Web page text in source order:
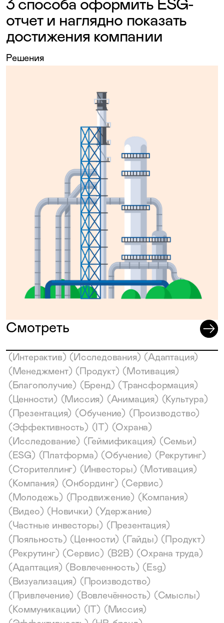
3 способа оформить ESG-
отчет и наглядно показать
достижения компании
Решения
Смотреть
( Интерактив ) ( Исследования ) ( Адаптация)
( Менеджмент) ( Продукт) ( Мотивация )
( Благополучие ) ( Бренд ) (Трансформация )
( Ценности ) ( Миссия ) ( Анимация ) ( Культура )
( Презентация) ( Обучение ) ( Производство)
( Эффективность ) ( IT ) (Охрана )
( Исследование ) ( Геймификация) ( Семьи )
( ESG ) ( Платформа ) ( Обучение) ( Рекрутинг)
( Сторителлинг) ( Инвесторы ) ( Мотивация )
( Компания ) (Онбординг) ( Сервис )
( Молодежь ) ( Продвижение ) ( Компания )
( Видео ) ( Новички ) ( Удержание )
( Частные инвесторы ) ( Презентация )
( Лояльность ) ( Ценности) ( Гайды ) ( Продукт)
( Рекрутинг) ( Сервис ) ( B2B ) ( Охрана труда )
( Адаптация ) ( Вовлеченность ) ( Esg)
( Визуализация ) ( Производство)
( Привлечение) ( Вовлечённость) ( Смыслы )
( Коммуникации ) ( IT ) ( Миссия)